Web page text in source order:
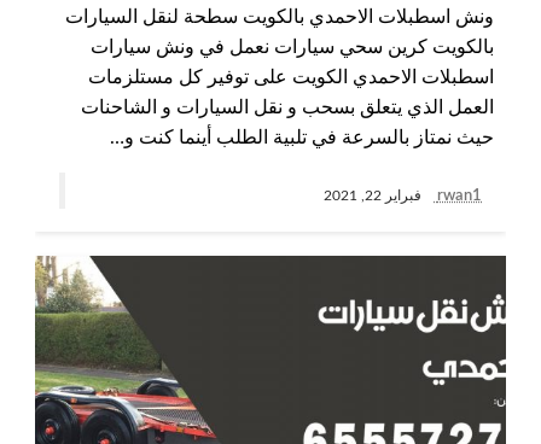
ونش اسطبلات الاحمدي بالكويت سطحة لنقل السيارات
بالكويت كرين سحي سيارات نعمل في ونش سيارات
اسطبلات الاحمدي الكويت على توفير كل مستلزمات
العمل الذي يتعلق بسحب و نقل السيارات و الشاحنات
حيث نمتاز بالسرعة في تلبية الطلب أينما كنت و…
rwan1 فبراير 22, 2021